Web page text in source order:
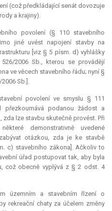
(což předkládající senát dovozuje
a krajiny).
povolení (§ 110 stavebního
jiné uvést napojení stavby na
[viz § 5 písm. d) vyhlášky
2006 Sb., kterou se provádějí
ve věcech stavebního řádu; nyní §
Sb.].
povolení ve smyslu § 111
přezkoumává podanou žádost a
lze stavbu skutečně provést. Při
demonstrativně uvedené
otázkou, zda je ke stavbě
c) stavebního zákona]. Ačkoliv to
úřad postupovat tak, aby byla
což obecně vyplývá z § 2 odst. 4
územním a stavebním řízení o
rekreační chaty za účelem změny